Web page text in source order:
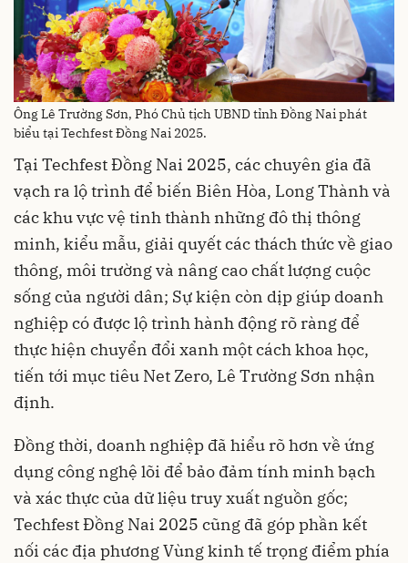
Ông Lê Trường Sơn, Phó Chủ tịch UBND tỉnh Đồng Nai phát
biểu tại Techfest Đồng Nai 2025.
Tại Techfest Đồng Nai 2025, các chuyên gia đã
vạch ra lộ trình để biến Biên Hòa, Long Thành và
các khu vực vệ tinh thành những đô thị thông
minh, kiểu mẫu, giải quyết các thách thức về giao
thông, môi trường và nâng cao chất lượng cuộc
sống của người dân; Sự kiện còn dịp giúp doanh
nghiệp có được lộ trình hành động rõ ràng để
thực hiện chuyển đổi xanh một cách khoa học,
tiến tới mục tiêu Net Zero, Lê Trường Sơn nhận
định.
Đồng thời, doanh nghiệp đã hiểu rõ hơn về ứng
dụng công nghệ lõi để bảo đảm tính minh bạch
và xác thực của dữ liệu truy xuất nguồn gốc;
Techfest Đồng Nai 2025 cũng đã góp phần kết
nối các địa phương Vùng kinh tế trọng điểm phía